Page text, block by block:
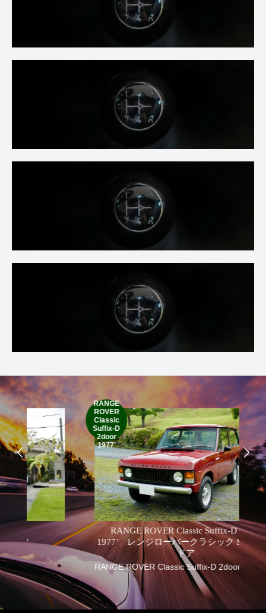
RANGE
ROVER
Classic
Suffix-D
2door
1977'
RANGE ROVER Classic Suffix-D 2door
1977’ レンジローバークラシック Suffix D 2
ドア
RANGE ROVER Classic Suffix-D 2door 1977'
英